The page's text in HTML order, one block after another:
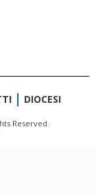
DIOCESI
Reserved.